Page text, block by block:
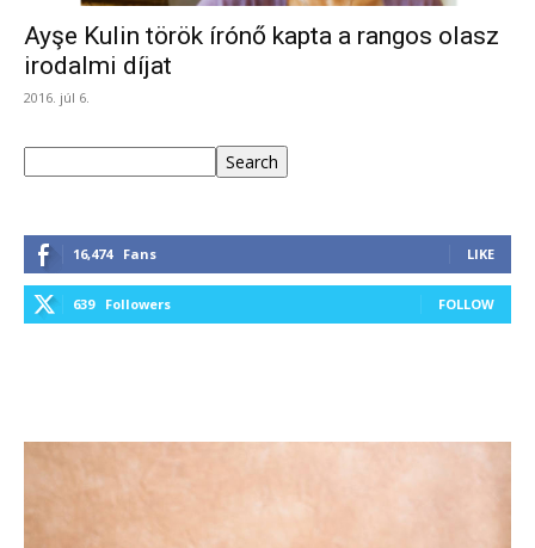
Ayşe Kulin török írónő kapta a rangos olasz
irodalmi díjat
2016. júl 6.
Search
16,474 Fans LIKE
639 Followers FOLLOW